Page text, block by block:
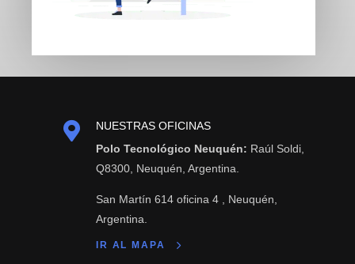

NUESTRAS OFICINAS
Polo Tecnológico Neuquén: Raúl Soldi,
Q8300, Neuquén, Argentina.
San Martín 614 oficina 4 , Neuquén,
Argentina.
IR AL MAPA